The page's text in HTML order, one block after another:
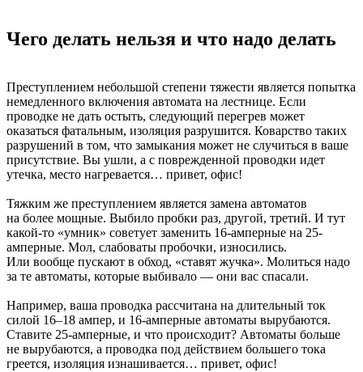
Чего делать нельзя и что надо делать
Преступлением небольшой степени тяжести является попытка
немедленного включения автомата на лестнице. Если
проводке не дать остыть, следующий перегрев может
оказаться фатальным, изоляция разрушится. Коварство таких
разрушений в том, что замыкания может не случиться в ваше
присутствие. Вы ушли, а с поврежденной проводки идет
утечка, место нагревается… привет, офис!
Тяжким же преступлением является замена автоматов
на более мощные. Выбило пробки раз, другой, третий. И тут
какой-то «умник» советует заменить 16-амперные на 25-
амперные. Мол, слабоваты пробочки, износились.
Или вообще пускают в обход, «ставят жучка». Молиться надо
за те автоматы, которые выбивало — они вас спасали.
Например, ваша проводка рассчитана на длительный ток
силой 16–18 ампер, и 16-амперные автоматы вырубаются.
Ставите 25-амперные, и что происходит? Автоматы больше
не вырубаются, а проводка под действием большего тока
греется, изоляция изнашивается… привет, офис!